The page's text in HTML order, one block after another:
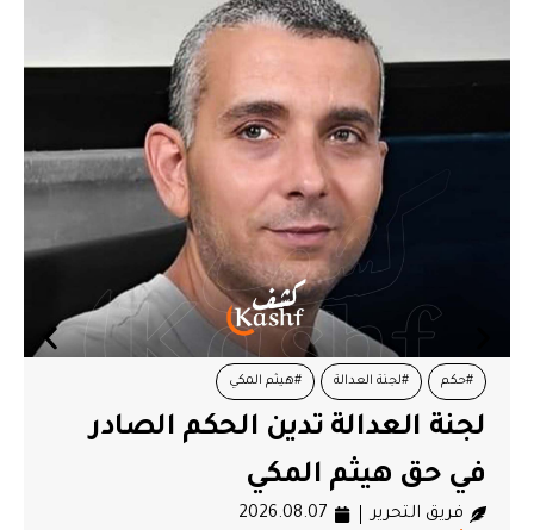
#حكم #لجنة العدالة #هيثم المكي
لجنة العدالة تدين الحكم الصادر
في حق هيثم المكي
فريق التحرير 2026.08.07